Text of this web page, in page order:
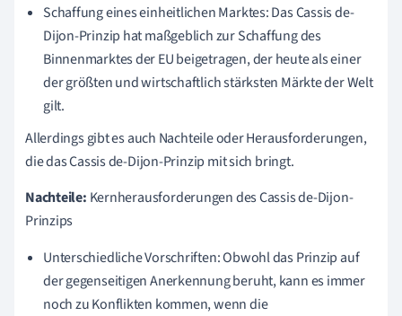
Schaffung eines einheitlichen Marktes: Das Cassis de-
Dijon-Prinzip hat maßgeblich zur Schaffung des
Binnenmarktes der EU beigetragen, der heute als einer
der größten und wirtschaftlich stärksten Märkte der Welt
gilt.
Allerdings gibt es auch Nachteile oder Herausforderungen,
die das Cassis de-Dijon-Prinzip mit sich bringt.
Nachteile: Kernherausforderungen des Cassis de-Dijon-
Prinzips
Unterschiedliche Vorschriften: Obwohl das Prinzip auf
der gegenseitigen Anerkennung beruht, kann es immer
noch zu Konflikten kommen, wenn die